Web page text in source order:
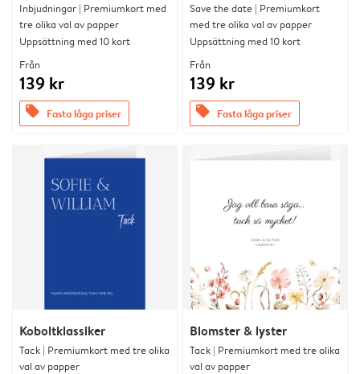
Inbjudningar | Premiumkort med
tre olika val av papper
Uppsättning med 10 kort
Från
139 kr
offers Fasta låga priser
Save the date | Premiumkort
med tre olika val av papper
Uppsättning med 10 kort
Från
139 kr
offers Fasta låga priser
Koboltklassiker
Tack | Premiumkort med tre olika
val av papper
Blomster & lyster
Tack | Premiumkort med tre olika
val av papper